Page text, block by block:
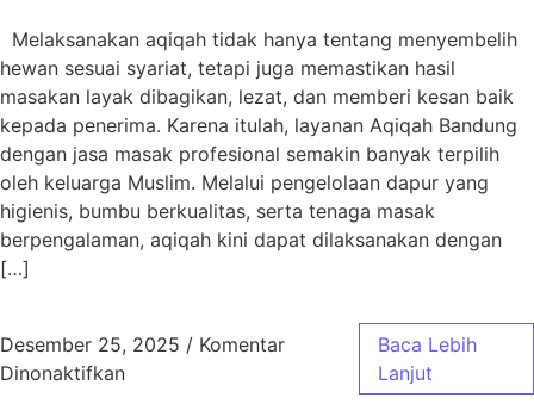
Melaksanakan aqiqah tidak hanya tentang menyembelih
hewan sesuai syariat, tetapi juga memastikan hasil
masakan layak dibagikan, lezat, dan memberi kesan baik
kepada penerima. Karena itulah, layanan Aqiqah Bandung
dengan jasa masak profesional semakin banyak terpilih
oleh keluarga Muslim. Melalui pengelolaan dapur yang
higienis, bumbu berkualitas, serta tenaga masak
berpengalaman, aqiqah kini dapat dilaksanakan dengan
[…]
Desember 25, 2025 / Komentar
Dinonaktifkanpada Aqiqah Bandung Jasa Masak
Baca Lebih
Lanjut